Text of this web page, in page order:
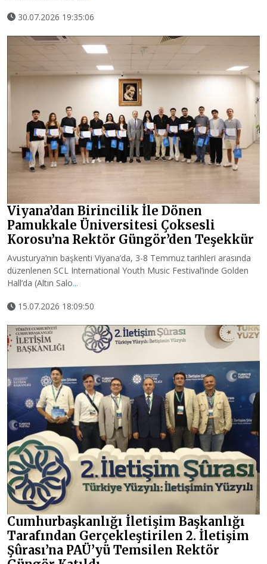
30.07.2026 19:35:06
Viyana’dan Birincilik İle Dönen
Pamukkale Üniversitesi Çoksesli
Korosu’na Rektör Güngör’den Teşekkür
Avusturya’nın başkenti Viyana’da, 3-8 Temmuz tarihleri arasında
düzenlenen SCL International Youth Music Festival’inde Golden
Hall’da (Altın Salo...
15.07.2026 18:09:50
Cumhurbaşkanlığı İletişim Başkanlığı
Tarafından Gerçekleştirilen 2. İletişim
Şûrası’na PAÜ’yü Temsilen Rektör